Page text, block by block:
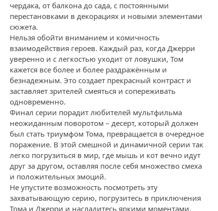
чердака, от балкона до сада, с постоянными
перестановками в декорациях и новыми элементами
сюжета.
Нельзя обойти вниманием и комичность
взаимодействия героев. Каждый раз, когда Джерри
уверенно и с легкостью уходит от ловушки, Том
кажется все более и более раздражённым и
безнадежным. Это создает прекрасный контраст и
заставляет зрителей смеяться и сопереживать
одновременно.
Финал серии порадит любителей мультфильма
неожиданным поворотом – десерт, который должен
был стать триумфом Тома, превращается в очередное
поражение. В этой смешной и динамичной серии так
легко погрузиться в мир, где мышь и кот вечно идут
друг за другом, оставляя после себя множество смеха
и положительных эмоций.
Не упустите возможность посмотреть эту
захватывающую серию, погрузитесь в приключения
Тома и Джерри и насладитесь яркими моментами,